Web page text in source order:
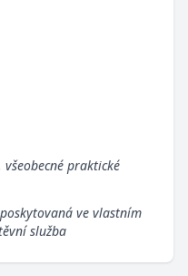
praktické
ve vlastním
služba